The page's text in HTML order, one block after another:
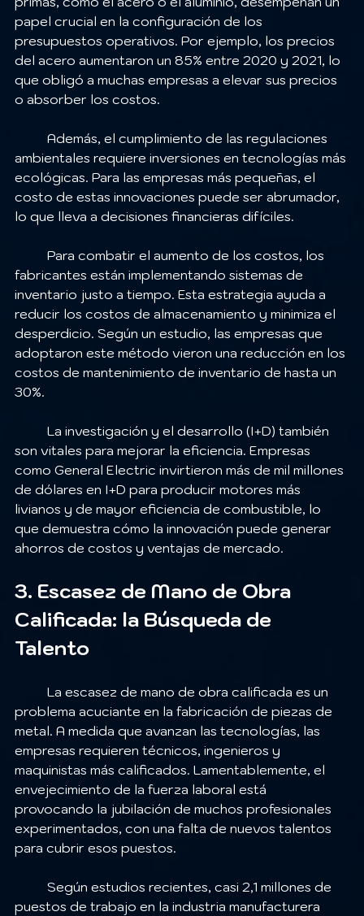
papel crucial en la configuración de los
presupuestos operativos. Por ejemplo, los precios
del acero aumentaron un 85% entre 2020 y 2021, lo
que obligó a muchas empresas a elevar sus precios
o absorber los costos.
ambientales requiere inversiones en tecnologías más
ecológicas. Para las empresas más pequeñas, el
costo de estas innovaciones puede ser abrumador,
lo que lleva a decisiones financieras difíciles.
fabricantes están implementando sistemas de
inventario justo a tiempo. Esta estrategia ayuda a
reducir los costos de almacenamiento y minimiza el
desperdicio. Según un estudio, las empresas que
adoptaron este método vieron una reducción en los
costos de mantenimiento de inventario de hasta un
30%.
son vitales para mejorar la eficiencia. Empresas
como General Electric invirtieron más de mil millones
de dólares en I+D para producir motores más
livianos y de mayor eficiencia de combustible, lo
que demuestra cómo la innovación puede generar
ahorros de costos y ventajas de mercado.
3. Escasez de Mano de Obra
Calificada: la Búsqueda de
Talento
problema acuciante en la fabricación de piezas de
metal. A medida que avanzan las tecnologías, las
empresas requieren técnicos, ingenieros y
maquinistas más calificados. Lamentablemente, el
envejecimiento de la fuerza laboral está
provocando la jubilación de muchos profesionales
experimentados, con una falta de nuevos talentos
para cubrir esos puestos.
puestos de trabajo en la industria manufacturera